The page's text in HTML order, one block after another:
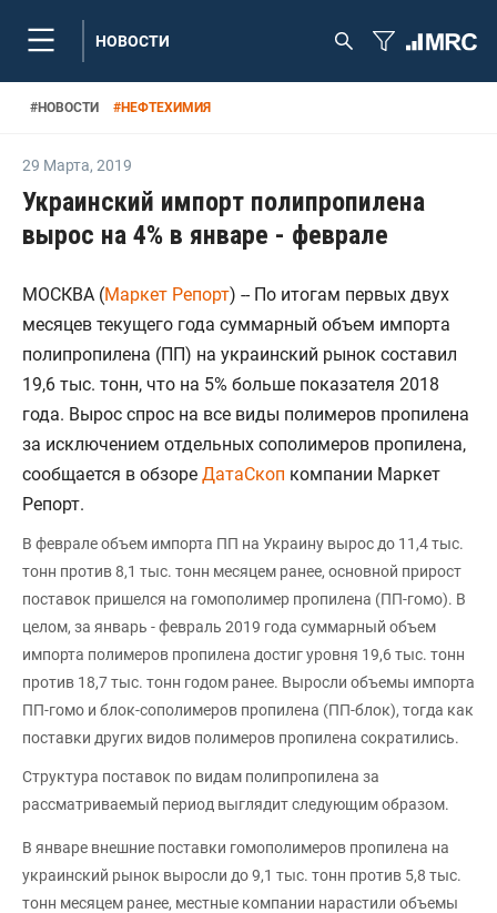
НОВОСТИ
#НОВОСТИ #НЕФТЕХИМИЯ
29 Марта, 2019
Украинский импорт полипропилена
вырос на 4% в январе - феврале
МОСКВА (Маркет Репорт) -- По итогам первых двух
месяцев текущего года суммарный объем импорта
полипропилена (ПП) на украинский рынок составил
19,6 тыс. тонн, что на 5% больше показателя 2018
года. Вырос спрос на все виды полимеров пропилена
за исключением отдельных сополимеров пропилена,
сообщается в обзоре ДатаСкоп компании Маркет
Репорт.
В феврале объем импорта ПП на Украину вырос до 11,4 тыс.
тонн против 8,1 тыс. тонн месяцем ранее, основной прирост
поставок пришелся на гомополимер пропилена (ПП-гомо). В
целом, за январь - февраль 2019 года суммарный объем
импорта полимеров пропилена достиг уровня 19,6 тыс. тонн
против 18,7 тыс. тонн годом ранее. Выросли объемы импорта
ПП-гомо и блок-сополимеров пропилена (ПП-блок), тогда как
поставки других видов полимеров пропилена сократились.
Структура поставок по видам полипропилена за
рассматриваемый период выглядит следующим образом.
В январе внешние поставки гомополимеров пропилена на
украинский рынок выросли до 9,1 тыс. тонн против 5,8 тыс.
тонн месяцем ранее, местные компании нарастили объемы